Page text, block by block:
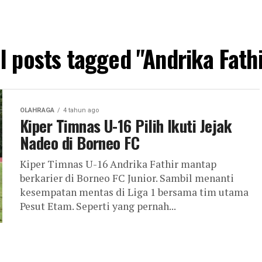
posts tagged "Andrika
OLAHRAGA 4 tahun ago
Kiper Timnas U-16 Pilih Ikuti Jejak
Nadeo di Borneo FC
Kiper Timnas U-16 Andrika Fathir mantap
berkarier di Borneo FC Junior. Sambil menanti
kesempatan mentas di Liga 1 bersama tim utama
Pesut Etam. Seperti yang pernah...